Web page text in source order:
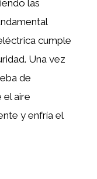
las
cumple
Una vez
de
el aire
y enfría el